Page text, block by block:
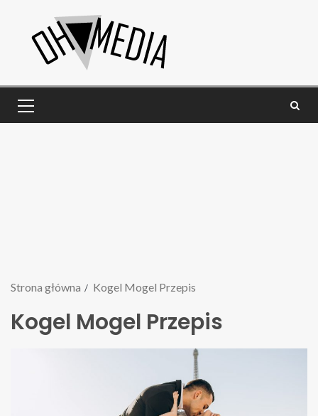
Strona główna Kogel Mogel Przepis
Kogel Mogel Przepis